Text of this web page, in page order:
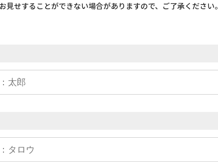
せすることができない場合がありますので、ご了承ください。